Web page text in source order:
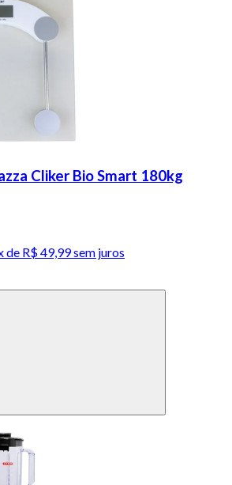
Cliker Bio Smart 180kg
de R$ 49,99sem juros